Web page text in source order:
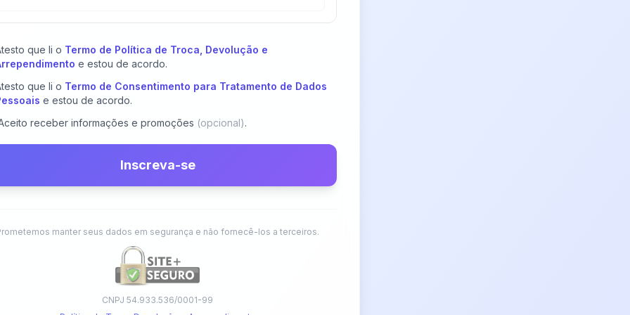
que li o Termo de Política de Troca, Devolução e
e estou de acordo.
que li o Termo de Consentimento para Tratamento de Dados
e estou de acordo.
receber informações e promoções (opcional).
Inscreva-se
manter seus dados em segurança e não fornecê-los a terceiros.
CNPJ 54.933.536/0001-99